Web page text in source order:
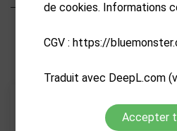
de cookies. Informations
CGV : https://
Traduit avec DeepL.com
Accepter